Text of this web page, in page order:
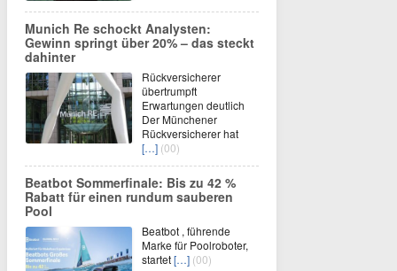
Munich Re schockt Analysten:
Gewinn springt über 20% – das steckt
dahinter
Rückversicherer
übertrumpft
Erwartungen deutlich
Der Münchener
Rückversicherer hat
[…] (00)
Beatbot Sommerfinale: Bis zu 42 %
Rabatt für einen rundum sauberen
Pool
Beatbot , führende
Marke für Poolroboter,
startet[…] (00)